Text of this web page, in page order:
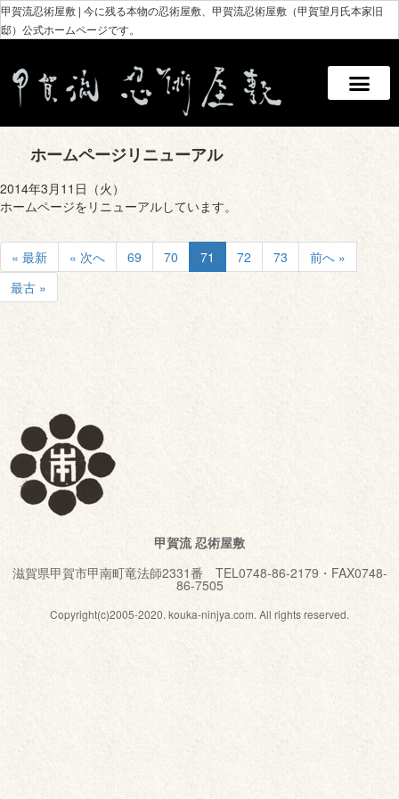
甲賀流忍術屋敷 | 今に残る本物の忍術屋敷、甲賀流忍術屋敷（甲賀望月氏本家旧
邸）公式ホームページです。
ホームページリニューアル
2014年3月11日（火）
ホームページをリニューアルしています。
« 最新 « 次へ 69 70 71 72 73
前へ »
最古 »
甲賀流 忍術屋敷
滋賀県甲賀市甲南町竜法師2331番 TEL0748-86-2179・FAX0748-
86-7505
Copyright(c)2005-2020. kouka-ninjya.com. All rights reserved.